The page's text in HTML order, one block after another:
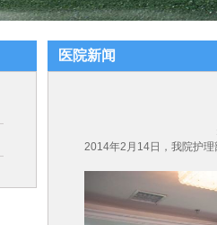
医院新闻
2014年2月14日，我院护